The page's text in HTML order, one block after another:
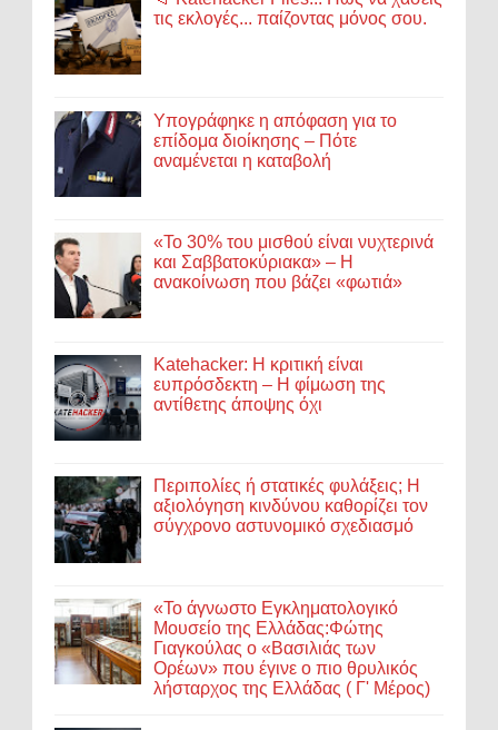
τις εκλογές... παίζοντας μόνος σου.
Υπογράφηκε η απόφαση για το
επίδομα διοίκησης – Πότε
αναμένεται η καταβολή
«Το 30% του μισθού είναι νυχτερινά
και Σαββατοκύριακα» – Η
ανακοίνωση που βάζει «φωτιά»
Katehacker: Η κριτική είναι
ευπρόσδεκτη – Η φίμωση της
αντίθετης άποψης όχι
Περιπολίες ή στατικές φυλάξεις; Η
αξιολόγηση κινδύνου καθορίζει τον
σύγχρονο αστυνομικό σχεδιασμό
«Το άγνωστο Εγκληματολογικό
Μουσείο της Ελλάδας:Φώτης
Γιαγκούλας ο «Βασιλιάς των
Ορέων» που έγινε ο πιο θρυλικός
λήσταρχος της Ελλάδας ( Γ' Μέρος)